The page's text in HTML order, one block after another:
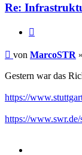
Re:
Beitrag
von MarcoSTR »
Gestern war das
https://
https://